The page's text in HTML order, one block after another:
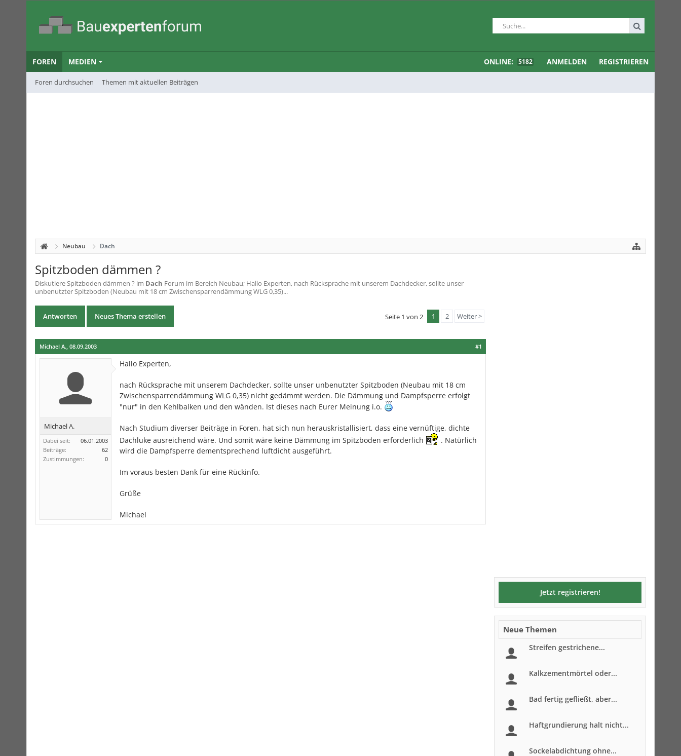
FOREN
Foren durchsuchen Themen mit aktuellen Beiträgen
MEDIEN ONLINE: 5182 ANMELDEN REGISTRIEREN
Neubau Dach
Spitzboden dämmen ?
DiskutiereSpitzboden dämmen ? im Dach Forum im Bereich Neubau; Hallo Experten, nach Rücksprache mit unserem Dachdecker, sollte unser
unbenutzter Spitzboden (Neubau mit 18 cm Zwischensparrendämmung WLG 0,35)...
Antworten Neues Thema erstellen Seite 1 von 2 1 2 Weiter >
#1
Michael A., 08.09.2003
Michael A.
Dabei seit:
06.01.2003
Beiträge:
62
Zustimmungen:
0
Hallo Experten,
nach Rücksprache mit unserem Dachdecker, sollte unser unbenutzter Spitzboden (Neubau mit 18 cm
Zwischensparrendämmung WLG 0,35) nicht gedämmt werden. Die Dämmung und Dampfsperre erfolgt
"nur" in den Kehlbalken und den wänden. Ist dieses nach Eurer Meinung i.o.
Nach Studium diverser Beiträge in Foren, hat sich nun herauskristallisiert, dass eine vernüftige, dichte
Dachluke ausreichend wäre. Und somit wäre keine Dämmung im Spitzboden erforderlich
. Natürlich
wird die Dampfsperre dementsprechend luftdicht ausgeführt.
Im voraus besten Dank für eine Rückinfo.
Grüße
Michael
Jetzt registrieren!
Neue Themen
Streifen gestrichene...
Kalkzementmörtel oder...
Bad fertig gefließt, aber...
Haftgrundierung halt nicht...
Sockelabdichtung ohne...